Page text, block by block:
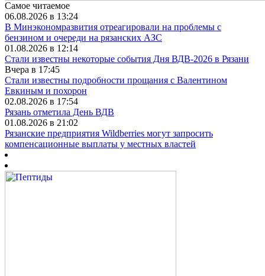
Самое читаемое
06.08.2026 в 13:24
В Минэкономразвития отреагировали на проблемы с
бензином и очереди на рязанских АЗС
01.08.2026 в 12:14
Стали известны некоторые события Дня ВДВ-2026 в Рязани
Вчера в 17:45
Стали известны подробности прощания с Валентином
Евкиным и похорон
02.08.2026 в 17:54
Рязань отметила День ВДВ
01.08.2026 в 21:02
Рязанские предприятия Wildberries могут запросить
компенсационные выплаты у местных властей